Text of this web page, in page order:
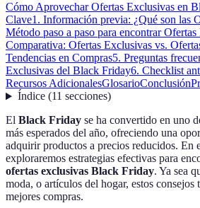
Cómo Aprovechar Ofertas Exclusivas en
Clave1. Información previa: ¿Qué son las
Método paso a paso para encontrar
Comparativa: Ofertas Exclusivas vs.
Tendencias en Compras5. Preguntas
Exclusivas del Black Friday6. Checklist
Recursos AdicionalesGlosarioConclusión
Índice(11 secciones)
El Black Friday se ha convertido en uno
más esperados del año, ofreciendo una
adquirir productos a precios reducidos. En
exploraremos estrategias efectivas para
ofertas exclusivas Black Friday. Ya sea
moda, o artículos del hogar, estos consejos
mejores compras.